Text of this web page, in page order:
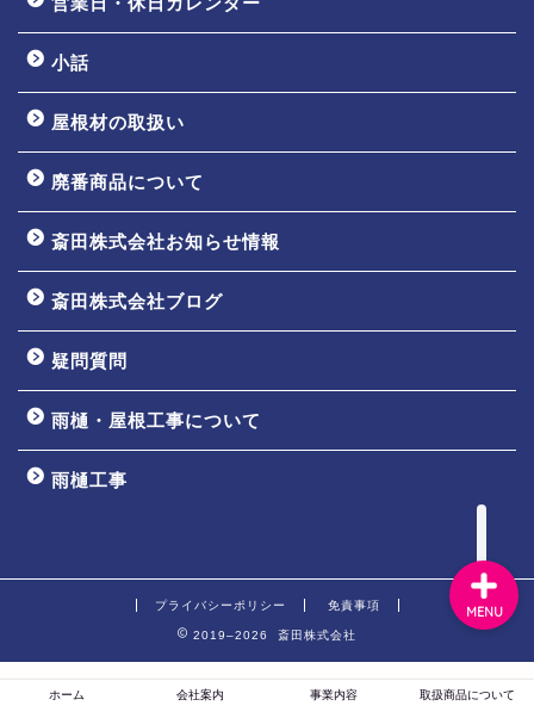
小話
屋根材の取扱い
廃番商品について
斎田株式会社お知らせ情報
斎田株式会社ブログ
疑問質問
雨樋・屋根工事について
雨樋工事
プライバシーポリシー 免責事項
2019–2026 斎田株式会社
ホーム 会社案内 事業内容 取扱商品について
MENU
ホーム